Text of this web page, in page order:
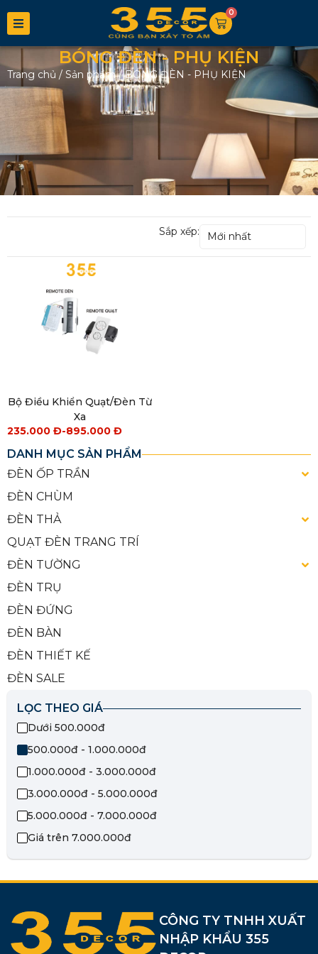
0
BÓNG ĐÈN - PHỤ KIỆN
Trang chủ / Sản phẩm/BÓNG ĐÈN - PHỤ KIỆN
DANH MỤC SẢN PHẨM
ĐÈN ỐP TRẦN
ĐÈN CHÙM
ĐÈN THẢ
QUẠT ĐÈN TRANG TRÍ
ĐÈN TƯỜNG
ĐÈN TRỤ
ĐÈN ĐỨNG
ĐÈN BÀN
ĐÈN THIẾT KẾ
ĐÈN SALE
LỌC THEO GIÁ
Dưới 500.000đ
500.000đ - 1.000.000đ
1.000.000đ - 3.000.000đ
3.000.000đ - 5.000.000đ
5.000.000đ - 7.000.000đ
Giá trên 7.000.000đ
Sắp xếp: Mới nhất
Bộ Điều Khiển Quạt/Đèn Từ
Xa
235.000 Đ-895.000 Đ
CÔNG TY TNHH XUẤT
NHẬP KHẨU 355